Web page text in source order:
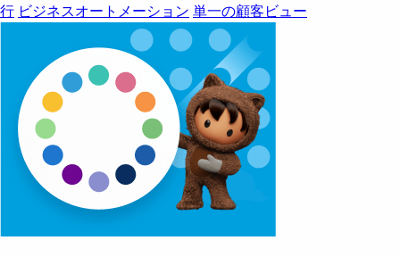
行 ビジネスオートメーション 単一の顧客ビュー